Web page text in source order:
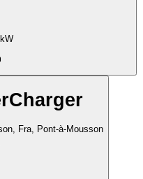
Fra, Pont-à-Mousson